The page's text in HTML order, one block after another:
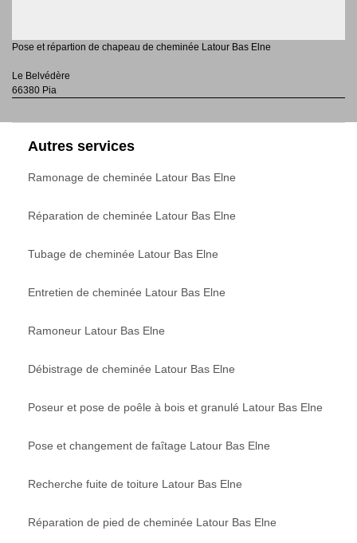
Pose et répartion de chapeau de cheminée Latour Bas Elne
Le Belvédère
66380 Pia
Autres services
Ramonage de cheminée Latour Bas Elne
Réparation de cheminée Latour Bas Elne
Tubage de cheminée Latour Bas Elne
Entretien de cheminée Latour Bas Elne
Ramoneur Latour Bas Elne
Débistrage de cheminée Latour Bas Elne
Poseur et pose de poêle à bois et granulé Latour Bas Elne
Pose et changement de faîtage Latour Bas Elne
Recherche fuite de toiture Latour Bas Elne
Réparation de pied de cheminée Latour Bas Elne